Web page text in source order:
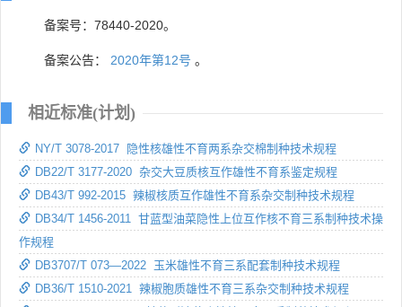
备案号：78440-2020。
备案公告： 2020年第12号 。
相近标准(计划)
NY/T 3078-2017 隐性核雄性不育两系杂交棉制种技术规程
DB22/T 3177-2020 杂交大豆质核互作雄性不育系鉴定规程
DB43/T 992-2015 辣椒核质互作雄性不育系杂交制种技术规程
DB34/T 1456-2011 甘蓝型油菜隐性上位互作核不育三系制种技术操
作规程
DB3707/T 073—2022 玉米雄性不育三系配套制种技术规程
DB36/T 1510-2021 辣椒胞质雄性不育三系杂交制种技术规程